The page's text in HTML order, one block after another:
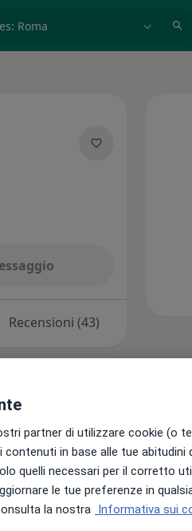
Recensioni (43)
partner di utilizzare cookie (o
in base alle tue abitudini
quelli necessari per il corretto
le tue preferenze in
la nostra Informativa sui